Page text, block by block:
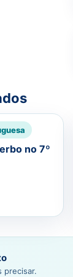
no 7º
precisar.